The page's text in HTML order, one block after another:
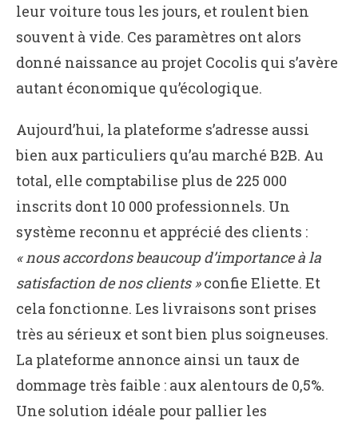
leur voiture tous les jours, et roulent bien
souvent à vide. Ces paramètres ont alors
donné naissance au projet Cocolis qui s’avère
autant économique qu’écologique.
Aujourd’hui, la plateforme s’adresse aussi
bien aux particuliers qu’au marché B2B. Au
total, elle comptabilise plus de 225 000
inscrits dont 10 000 professionnels. Un
système reconnu et apprécié des clients :
« nous accordons beaucoup d’importance à la
satisfaction de nos clients »confie Eliette. Et
cela fonctionne. Les livraisons sont prises
très au sérieux et sont bien plus soigneuses.
La plateforme annonce ainsi un taux de
dommage très faible : aux alentours de 0,5%.
Une solution idéale pour pallier les